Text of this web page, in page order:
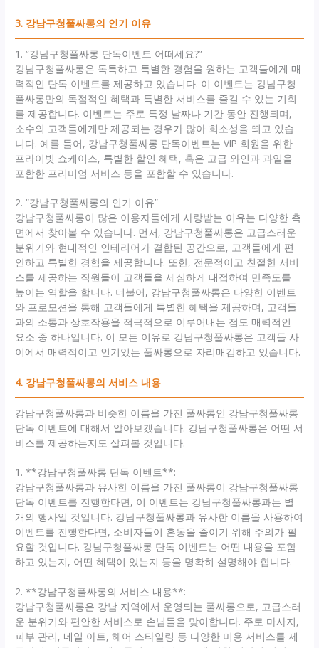
3. 강남구청풀싸롱의 인기 이유
1. “강남구청풀싸롱 단독이벤트 어떠세요?”
강남구청풀싸롱은 독특하고 특별한 경험을 원하는 고객들에게 매
력적인 단독 이벤트를 제공하고 있습니다. 이 이벤트는 강남구청
풀싸롱만의 독점적인 혜택과 특별한 서비스를 즐길 수 있는 기회
를 제공합니다. 이벤트는 주로 특정 날짜나 기간 동안 진행되며,
소수의 고객들에게만 제공되는 경우가 많아 희소성을 띄고 있습
니다. 예를 들어, 강남구청풀싸롱 단독이벤트는 VIP 회원을 위한
프라이빗 쇼케이스, 특별한 할인 혜택, 혹은 고급 와인과 과일을
포함한 프리미엄 서비스 등을 포함할 수 있습니다.
2. “강남구청풀싸롱의 인기 이유”
강남구청풀싸롱이 많은 이용자들에게 사랑받는 이유는 다양한 측
면에서 찾아볼 수 있습니다. 먼저, 강남구청풀싸롱은 고급스러운
분위기와 현대적인 인테리어가 결합된 공간으로, 고객들에게 편
안하고 특별한 경험을 제공합니다. 또한, 전문적이고 친절한 서비
스를 제공하는 직원들이 고객들을 세심하게 대접하여 만족도를
높이는 역할을 합니다. 더불어, 강남구청풀싸롱은 다양한 이벤트
와 프로모션을 통해 고객들에게 특별한 혜택을 제공하며, 고객들
과의 소통과 상호작용을 적극적으로 이루어내는 점도 매력적인
요소 중 하나입니다. 이 모든 이유로 강남구청풀싸롱은 고객들 사
이에서 매력적이고 인기있는 풀싸롱으로 자리매김하고 있습니다.
4. 강남구청풀싸롱의 서비스 내용
강남구청풀싸롱과 비슷한 이름을 가진 풀싸롱인 강남구청풀싸롱
단독 이벤트에 대해서 알아보겠습니다. 강남구청풀싸롱은 어떤 서
비스를 제공하는지도 살펴볼 것입니다.
1. **강남구청풀싸롱 단독 이벤트**:
강남구청풀싸롱과 유사한 이름을 가진 풀싸롱이 강남구청풀싸롱
단독 이벤트를 진행한다면, 이 이벤트는 강남구청풀싸롱과는 별
개의 행사일 것입니다. 강남구청풀싸롱과 유사한 이름을 사용하여
이벤트를 진행한다면, 소비자들이 혼동을 줄이기 위해 주의가 필
요할 것입니다. 강남구청풀싸롱 단독 이벤트는 어떤 내용을 포함
하고 있는지, 어떤 혜택이 있는지 등을 명확히 설명해야 합니다.
2. **강남구청풀싸롱의 서비스 내용**:
강남구청풀싸롱은 강남 지역에서 운영되는 풀싸롱으로, 고급스러
운 분위기와 편안한 서비스로 손님들을 맞이합니다. 주로 마사지,
피부 관리, 네일 아트, 헤어 스타일링 등 다양한 미용 서비스를 제